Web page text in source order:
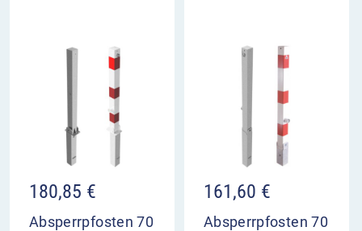
180,85 €
Absperrpfosten 70
161,60 €
Absperrpfosten 70